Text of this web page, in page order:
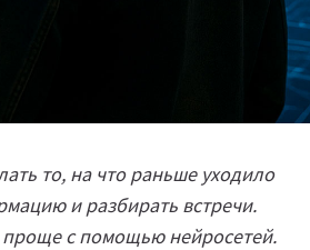
то, на что раньше уходило
и разбирать встречи.
с помощью нейросетей.